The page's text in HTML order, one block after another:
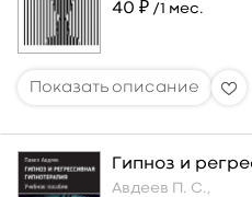
40 ₽ /1 мес.
Гипноз и
Авдеев П. С.,